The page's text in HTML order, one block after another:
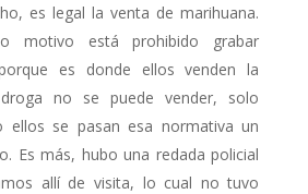
es legal la venta de marihuana.
motivo está prohibido grabar
es donde ellos venden la
no se puede vender, solo
ellos se pasan esa normativa un
Es más, hubo una redada policial
allí de visita, lo cual no tuvo